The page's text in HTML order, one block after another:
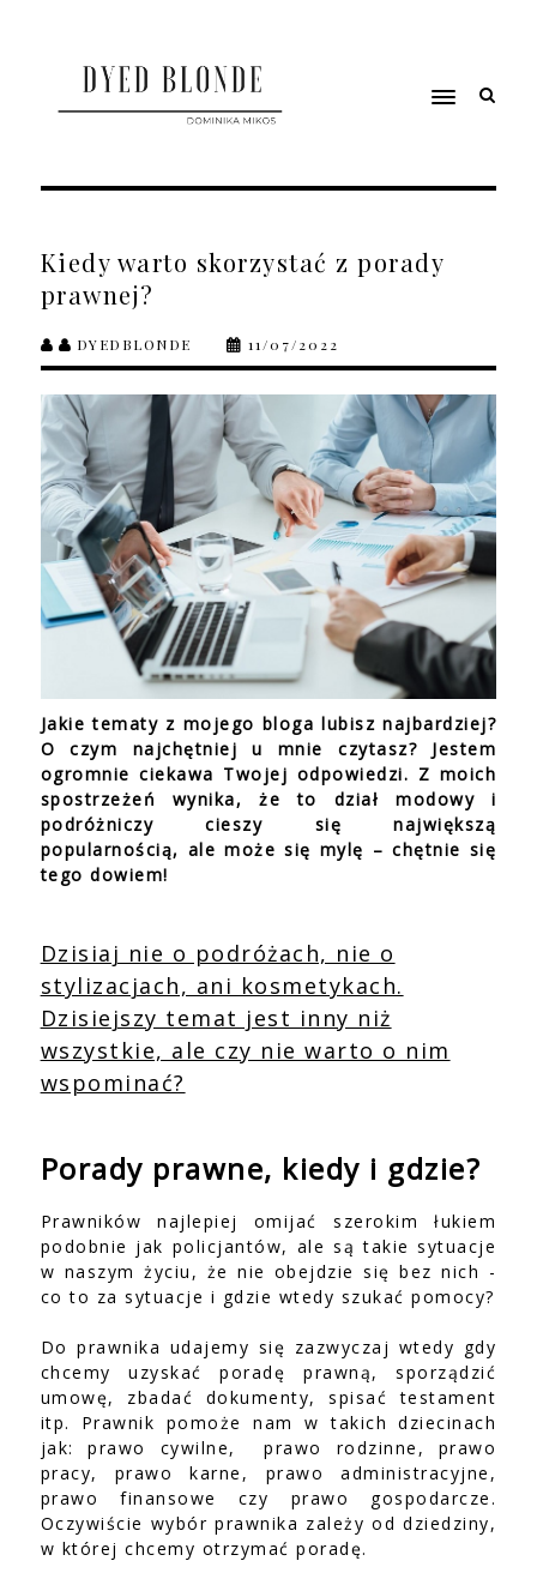
Kiedy warto skorzystać z porady
prawnej?
DYEDBLONDE 11/07/2022
Jakie tematy z mojego bloga lubisz najbardziej?
O czym najchętniej u mnie czytasz? Jestem
ogromnie ciekawa Twojej odpowiedzi. Z moich
spostrzeżeń wynika, że to dział modowy i
podróżniczy cieszy się największą
popularnością, ale może się mylę – chętnie się
tego dowiem!
Dzisiaj nie o podróżach, nie o
stylizacjach, ani kosmetykach.
Dzisiejszy temat jest inny niż
wszystkie, ale czy nie warto o nim
wspominać?
Porady prawne, kiedy i gdzie?
Prawników najlepiej omijać szerokim łukiem
podobnie jak policjantów, ale są takie sytuacje
w naszym życiu, że nie obejdzie się bez nich -
co to za sytuacje i gdzie wtedy szukać pomocy?
Do prawnika udajemy się zazwyczaj wtedy gdy
chcemy uzyskać poradę prawną, sporządzić
umowę, zbadać dokumenty, spisać testament
itp. Prawnik pomoże nam w takich dziecinach
jak: prawo cywilne, prawo rodzinne, prawo
pracy, prawo karne, prawo administracyjne,
prawo finansowe czy prawo gospodarcze.
Oczywiście wybór prawnika zależy od dziedziny,
w której chcemy otrzymać poradę.